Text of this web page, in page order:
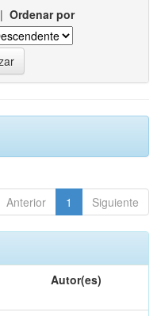
| Ordenar por
Anterior 1 Siguiente
Autor(es)